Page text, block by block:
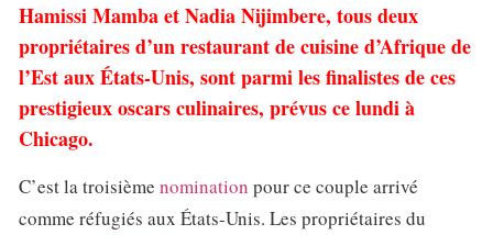
Hamissi Mamba et Nadia Nijimbere, tous deux
propriétaires d’un restaurant de cuisine d’Afrique de
l’Est aux États-Unis, sont parmi les finalistes de ces
prestigieux oscars culinaires, prévus ce lundi à
Chicago.
C’est la troisième nomination pour ce couple arrivé
comme réfugiés aux États-Unis. Les propriétaires du